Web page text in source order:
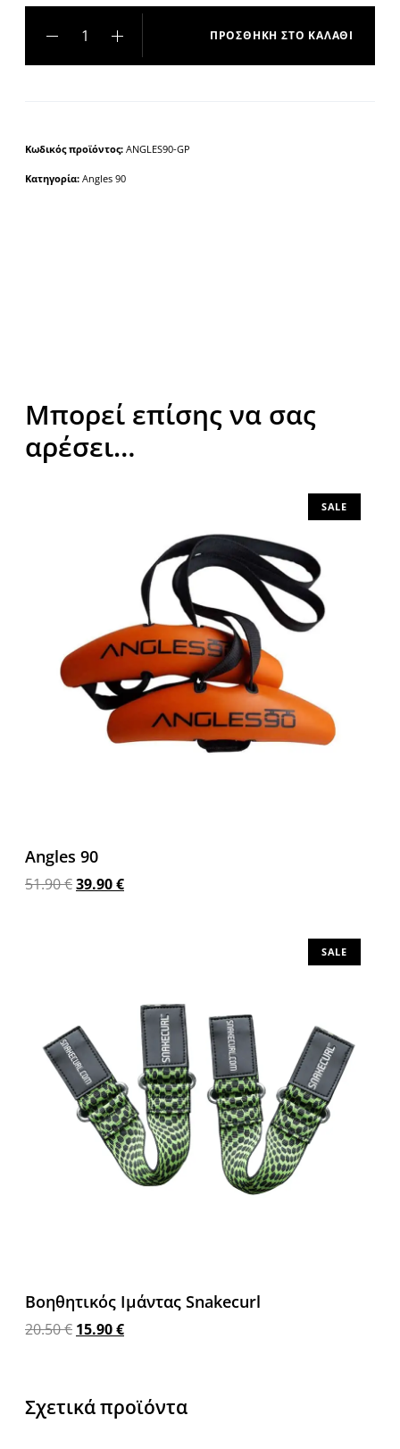
ΠΡΟΣΘΉΚΗ ΣΤΟ ΚΑΛΆΘΙ
n
Κωδικός προϊόντος: ANGLES90-GP
Κατηγορία: Angles 90
Μπορεί επίσης να σας
αρέσει…
SALE
Angles 90
51.90€39.90€
SALE
Βοηθητικός Ιμάντας Snakecurl
20.50€ 15.90€
Σχετικά προϊόντα